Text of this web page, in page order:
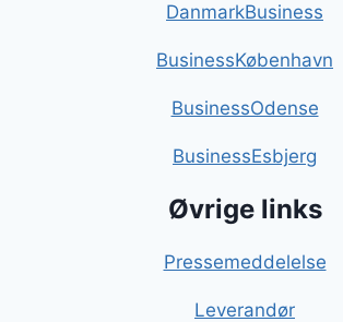
DanmarkBusiness
BusinessKøbenhavn
BusinessOdense
BusinessEsbjerg
Øvrige links
Pressemeddelelse
Leverandør